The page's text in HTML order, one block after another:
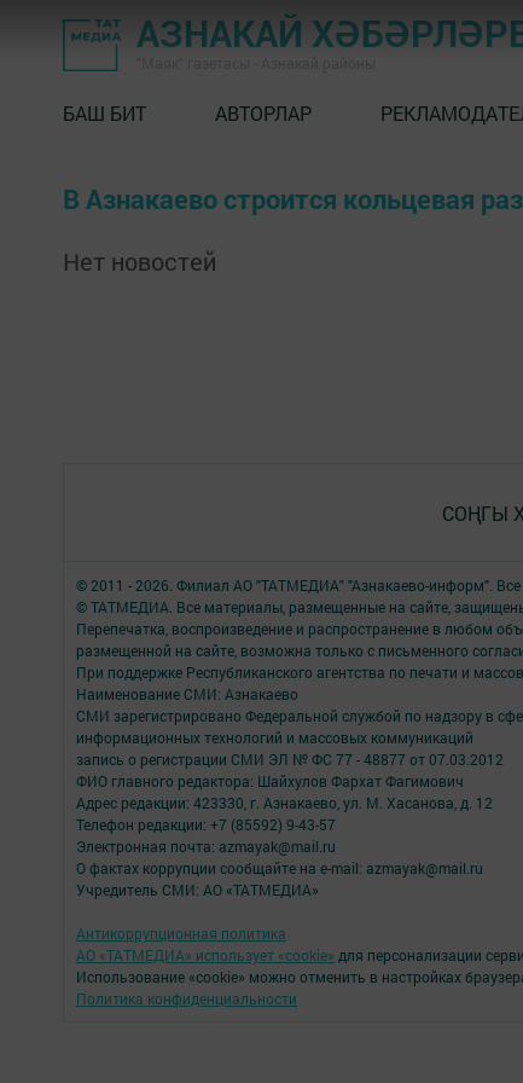
АЗНАКАЙ
БАШ БИТ АВТОРЛАР
В Азнакаево строится кольцевая
Нет новостей
СОҢГЫ
© 2011 - 2026. Филиал АО "ТАТМЕДИА" "Азнакаево-информ".
© ТАТМЕДИА. Все материалы, размещенные на сайте,
Перепечатка, воспроизведение и распространение в любом
размещенной на сайте, возможна только с письменного
При поддержке Республиканского агентства по печати и
Наименование СМИ: Азнакаево
СМИ зарегистрировано Федеральной службой по надзору в
информационных технологий и массовых коммуникаций
запись о регистрации СМИ ЭЛ № ФС 77 - 48877 от 07.03.2012
ФИО главного редактора: Шайхулов Фархат Фагимович
Адрес редакции: 423330, г. Азнакаево, ул. М. Хасанова, д. 12
Телефон редакции: +7 (85592) 9-43-57
Электронная почта: azmayak@mail.ru
О фактах коррупции сообщайте на e-mail: azmayak@mail.ru
Учредитель СМИ: АО «ТАТМЕДИА»
Антикоррупционная политика
АО «ТАТМЕДИА» использует «cookie» для персонализации
Использование «cookie» можно отменить в настройках
Политика конфиденциальности